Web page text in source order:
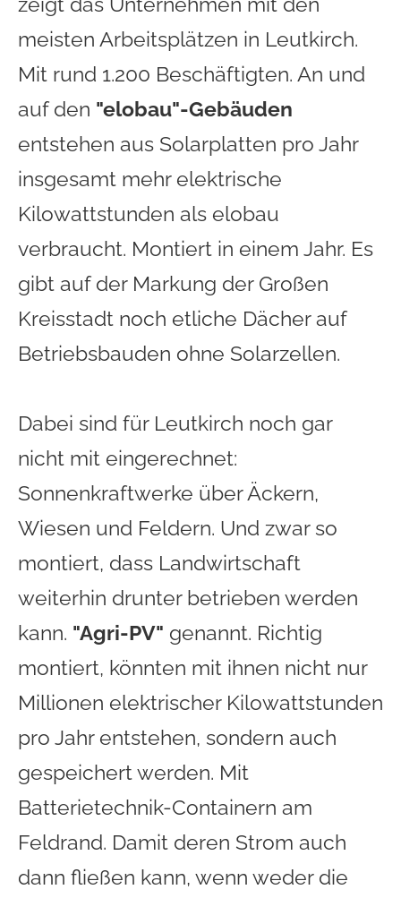
meisten Arbeitsplätzen in Leutkirch.
Mit rund 1.200 Beschäftigten. An und
auf den "elobau"-Gebäuden
entstehen aus Solarplatten pro Jahr
insgesamt mehr elektrische
Kilowattstunden als elobau
verbraucht. Montiert in einem Jahr. Es
gibt auf der Markung der Großen
Kreisstadt noch etliche Dächer auf
Betriebsbauden ohne Solarzellen.
Dabei sind für Leutkirch noch gar
nicht mit eingerechnet:
Sonnenkraftwerke über Äckern,
Wiesen und Feldern. Und zwar so
montiert, dass Landwirtschaft
weiterhin drunter betrieben werden
kann. "Agri-PV" genannt. Richtig
montiert, könnten mit ihnen nicht nur
Millionen elektrischer Kilowattstunden
pro Jahr entstehen, sondern auch
gespeichert werden. Mit
Batterietechnik-Containern am
Feldrand. Damit deren Strom auch
dann fließen kann, wenn weder die